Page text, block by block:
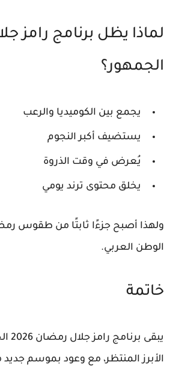
لماذا يظل برنامج رامز
الجمهور؟
يجمع بين الكوميديا والرعب
يستضيف أكبر النجوم
يُعرض في وقت الذروة
يخلق محتوى ترند يومي
ولهذا أصبح جزءًا ثابتًا من طقوس
الوطن العربي.
خاتمة
يبقى برنامج رامز جلال رمضان 2026
الأبرز المنتظر، مع وعود بموسم